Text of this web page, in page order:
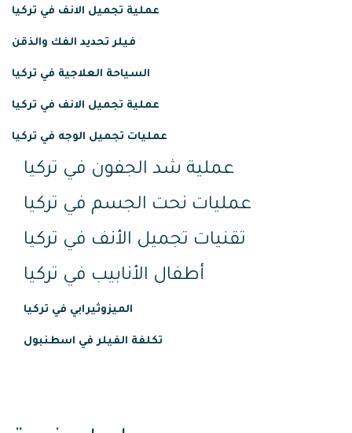
عملية تجميل الانف في تركيا
فيلر تحديد الفك والذقن
السياحة العلاجية في تركيا
عملية تجميل الانف في تركيا
عمليات تجميل الوجه في تركيا
عملية شد الجفون في تركيا
عمليات نحت الجسم في تركيا
تقنيات تجميل الأنف في تركيا
أطفال الأنابيب في تركيا
الميزوثيرابي في تركيا
تكلفة الفيلر في اسطنبول